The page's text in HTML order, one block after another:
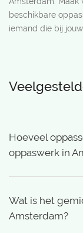
beschikbare
iemand die bij
Hoeveel
oppaswerk in
Wat is het
Amsterdam?